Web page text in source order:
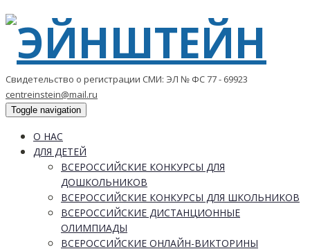
Свидетельство о регистрации СМИ: ЭЛ № ФС 77 - 69923
centreinstein@mail.ru
Toggle navigation
О НАС
ДЛЯ ДЕТЕЙ
ВСЕРОССИЙСКИЕ КОНКУРСЫ ДЛЯ
ДОШКОЛЬНИКОВ
ВСЕРОССИЙСКИЕ КОНКУРСЫ ДЛЯ ШКОЛЬНИКОВ
ВСЕРОССИЙСКИЕ ДИСТАНЦИОННЫЕ
ОЛИМПИАДЫ
ВСЕРОССИЙСКИЕ ОНЛАЙН-ВИКТОРИНЫ